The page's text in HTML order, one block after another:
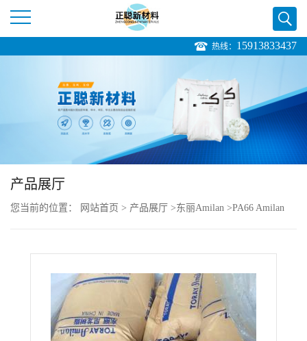
公
热线： 15913833437
产品展厅
您当前的位置： 网站首页 > 产品展厅 >东丽Amilan >PA66 Amilan